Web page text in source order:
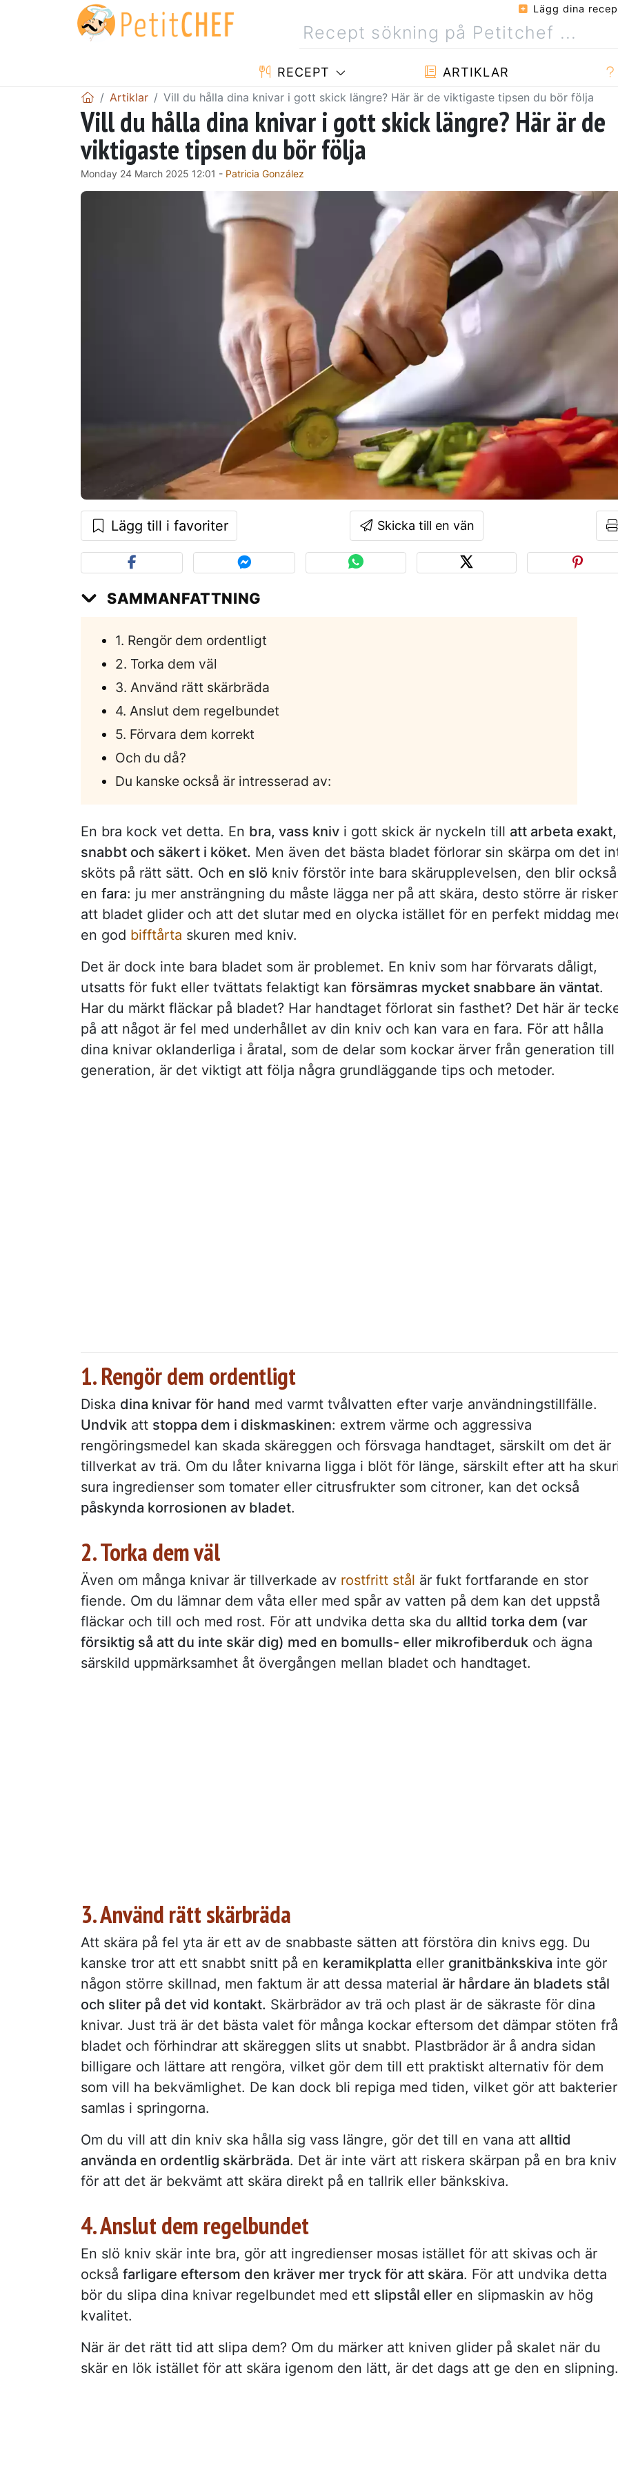
Lägg dina
RECEPT ARTIKLAR
Artiklar Vill du hålla dina knivar i gott skick längre? Här är de viktigaste tipsen du bör följa
Vill du hålla dina knivar i gott skick längre? Här är de
viktigaste tipsen du bör följa
Monday 24 March 2025 12:01 - Patricia González
Lägg till i favoriter Skicka till en vän
SAMMANFATTNING
1. Rengör dem ordentligt
2. Torka dem väl
3. Använd rätt skärbräda
4. Anslut dem regelbundet
5. Förvara dem korrekt
Och du då?
Du kanske också är intresserad av:
En bra kock vet detta. En bra, vass kniv i gott skick är nyckeln till att arbeta exakt,
snabbt och säkert i köket. Men även det bästa bladet förlorar sin skärpa om det
sköts på rätt sätt. Och en slö kniv förstör inte bara skärupplevelsen, den blir också
en fara: ju mer ansträngning du måste lägga ner på att skära, desto större är
att bladet glider och att det slutar med en olycka istället för en perfekt middag
en god bifftårta skuren med kniv.
Det är dock inte bara bladet som är problemet. En kniv som har förvarats dåligt,
utsatts för fukt eller tvättats felaktigt kan försämras mycket snabbare än väntat.
Har du märkt fläckar på bladet? Har handtaget förlorat sin fasthet? Det här är
på att något är fel med underhållet av din kniv och kan vara en fara. För att hålla
dina knivar oklanderliga i åratal, som de delar som kockar ärver från generation till
generation, är det viktigt att följa några grundläggande tips och metoder.
1. Rengör dem ordentligt
Diska dina knivar för hand med varmt tvålvatten efter varje användningstillfälle.
Undvik att stoppa dem i diskmaskinen: extrem värme och aggressiva
rengöringsmedel kan skada skäreggen och försvaga handtaget, särskilt om det är
tillverkat av trä. Om du låter knivarna ligga i blöt för länge, särskilt efter att ha
sura ingredienser som tomater eller citrusfrukter som citroner, kan det också
påskynda korrosionen av bladet.
2. Torka dem väl
Även om många knivar är tillverkade av rostfritt stål är fukt fortfarande en stor
fiende. Om du lämnar dem våta eller med spår av vatten på dem kan det uppstå
fläckar och till och med rost. För att undvika detta ska du alltid torka dem (var
försiktig så att du inte skär dig) med en bomulls- eller mikrofiberduk och ägna
särskild uppmärksamhet åt övergången mellan bladet och handtaget.
3. Använd rätt skärbräda
Att skära på fel yta är ett av de snabbaste sätten att förstöra din knivs egg. Du
kanske tror att ett snabbt snitt på en keramikplatta eller granitbänkskiva inte gör
någon större skillnad, men faktum är att dessa material är hårdare än bladets stål
och sliter på det vid kontakt. Skärbrädor av trä och plast är de säkraste för dina
knivar. Just trä är det bästa valet för många kockar eftersom det dämpar stöten
bladet och förhindrar att skäreggen slits ut snabbt. Plastbrädor är å andra sidan
billigare och lättare att rengöra, vilket gör dem till ett praktiskt alternativ för dem
som vill ha bekvämlighet. De kan dock bli repiga med tiden, vilket gör att bakterier
samlas i springorna.
Om du vill att din kniv ska hålla sig vass längre, gör det till en vana att alltid
använda en ordentlig skärbräda. Det är inte värt att riskera skärpan på en bra kniv
för att det är bekvämt att skära direkt på en tallrik eller bänkskiva.
4. Anslut dem regelbundet
En slö kniv skär inte bra, gör att ingredienser mosas istället för att skivas och är
också farligare eftersom den kräver mer tryck för att skära. För att undvika detta
bör du slipa dina knivar regelbundet med ett slipstål eller en slipmaskin av hög
kvalitet.
När är det rätt tid att slipa dem? Om du märker att kniven glider på skalet när du
skär en lök istället för att skära igenom den lätt, är det dags att ge den en slipning.